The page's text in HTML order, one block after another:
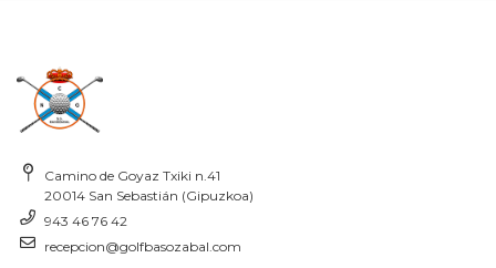
Camino de Goyaz Txiki n.41
20014 San Sebastián (Gipuzkoa)
943 46 76 42
recepcion@golfbasozabal.com